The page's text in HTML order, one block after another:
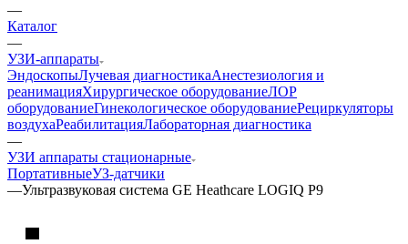
—
Каталог
—
УЗИ-аппараты
ЭндоскопыЛучевая диагностикаАнестезиология и
реанимацияХирургическое оборудованиеЛОР
оборудованиеГинекологическое оборудованиеРециркуляторы
воздухаРеабилитацияЛабораторная диагностика
—
УЗИ аппараты стационарные
ПортативныеУЗ-датчики
—Ультразвуковая система GE Heathcare LOGIQ P9